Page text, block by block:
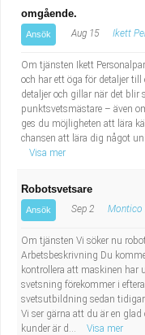
omgående.
Ansök Aug 15 Ikett
Om tjänsten Ikett
och har ett öga för detaljer
detaljer och gillar när det blir
punktsvetsmästare – även
ges du möjligheten att lära
chansen att lära dig något
Visa mer
Robotsvetsare
Ansök Sep 2 Montico
Om tjänsten Vi söker nu
Arbetsbeskrivning Du
kontrollera att maskinen har
svetsning förekommer i
svetsutbildning sedan
Vi ser gärna att du är en
kunder är d...
Visa mer